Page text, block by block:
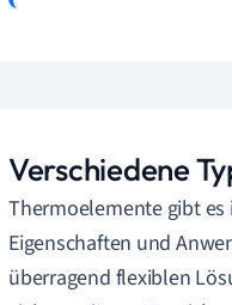
Verschiedene
Thermoelemente gibt es
Eigenschaften und
überragend flexiblen